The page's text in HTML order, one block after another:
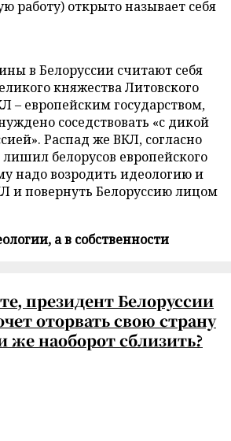
работу) открыто называет себя
в Белоруссии считают себя
княжества Литовского
– европейским государством,
соседствовать «с дикой
Распад же ВКЛ, согласно
белорусов европейского
надо возродить идеологию и
и повернуть Белоруссию лицом
а в собственности
президент Белоруссии
оторвать свою страну
же наоборот сблизить?